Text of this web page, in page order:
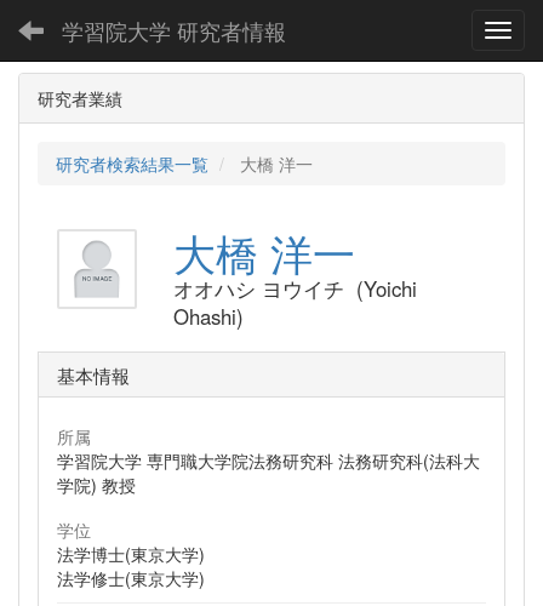
学習院大学 研究者情報
研究者業績
研究者検索結果一覧 大橋 洋一
大橋 洋一
オオハシ ヨウイチ (Yoichi
Ohashi)
基本情報
所属
学習院大学 専門職大学院法務研究科 法務研究科(法科大
学院) 教授
学位
法学博士(東京大学)
法学修士(東京大学)